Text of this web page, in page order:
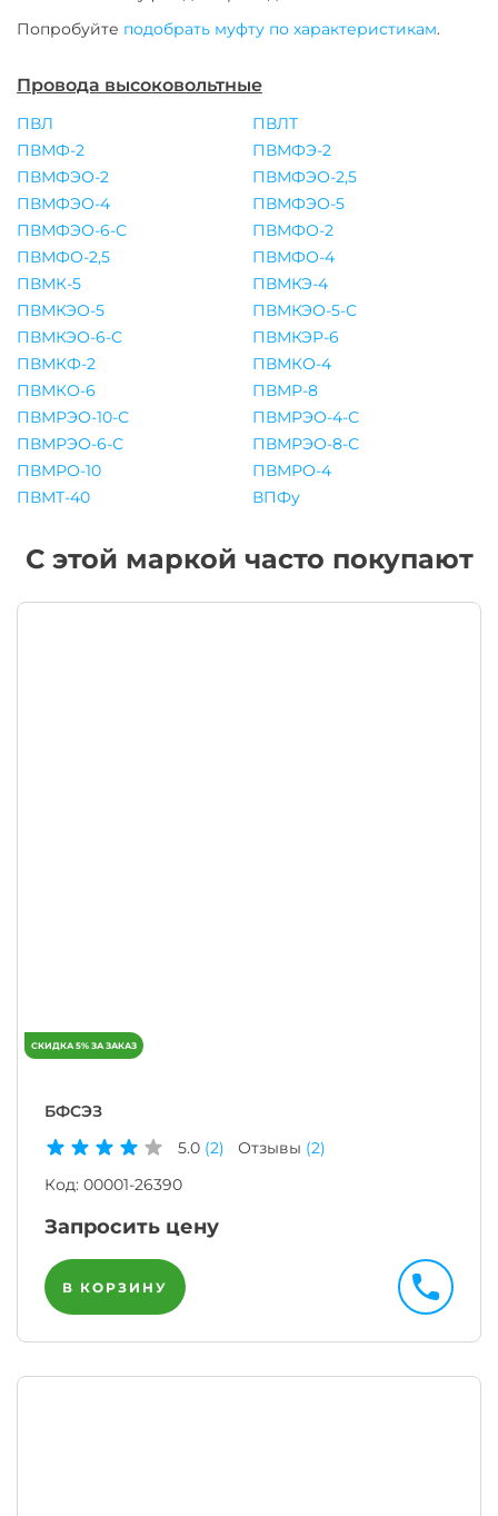
Попробуйте подобрать муфту по характеристикам.
Провода высоковольтные
ПВЛ
ПВЛТ
ПВМФ-2
ПВМФЭ-2
ПВМФЭО-2
ПВМФЭО-2,5
ПВМФЭО-4
ПВМФЭО-5
ПВМФЭО-6-С
ПВМФО-2
ПВМФО-2,5
ПВМФО-4
ПВМК-5
ПВМКЭ-4
ПВМКЭО-5
ПВМКЭО-5-С
ПВМКЭО-6-С
ПВМКЭР-6
ПВМКФ-2
ПВМКО-4
ПВМКО-6
ПВМР-8
ПВМРЭО-10-С
ПВМРЭО-4-С
ПВМРЭО-6-С
ПВМРЭО-8-С
ПВМРО-10
ПВМРО-4
ПВМТ-40
ВПФу
С этой маркой часто покупают
БФСЭЗ
5.0 (2) Отзывы (2)
Код: 00001-26390
Запросить цену
В КОРЗИНУ